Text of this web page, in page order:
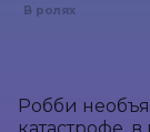
В ролях
Робби